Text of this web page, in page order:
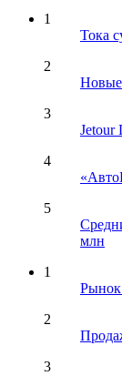
1
Тока
2
Новые
3
Jetour
4
5
млн
1
Рынок
2
3